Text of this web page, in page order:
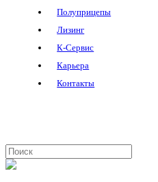
Полуприцепы
Лизинг
К-Сервис
Карьера
Контакты